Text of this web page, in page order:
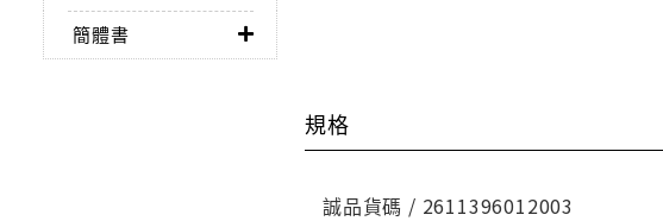
簡體書
規格
誠品貨碼 / 2611396012003